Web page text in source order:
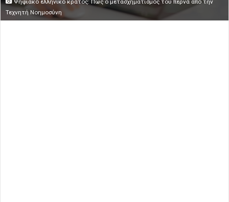
Ψηφιακό ελληνικό κράτος: Πώς ο μετασχηματισμός του περνά από την
Τεχνητή Νοημοσύνη